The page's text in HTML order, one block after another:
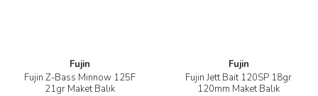
Fujin
Fujin Z-Bass Minnow 125F
21gr Maket Balık
Fujin
Fujin Jett Bait 120SP 18gr
120mm Maket Balık